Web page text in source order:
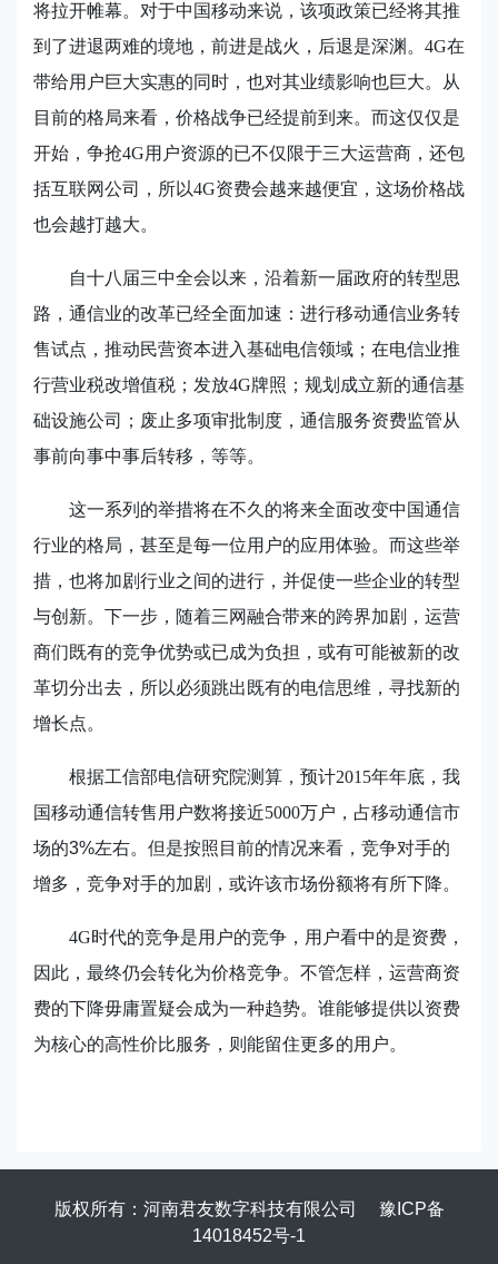
将拉开帷幕。对于中国移动来说，该项政策已经将其推
到了进退两难的境地，前进是战火，后退是深渊。4G在
带给用户巨大实惠的同时，也对其业绩影响也巨大。从
目前的格局来看，价格战争已经提前到来。而这仅仅是
开始，争抢4G用户资源的已不仅限于三大运营商，还包
括互联网公司，所以4G资费会越来越便宜，这场价格战
也会越打越大。
自十八届三中全会以来，沿着新一届政府的转型思
路，通信业的改革已经全面加速：进行移动通信业务转
售试点，推动民营资本进入基础电信领域；在电信业推
行营业税改增值税；发放4G牌照；规划成立新的通信基
础设施公司；废止多项审批制度，通信服务资费监管从
事前向事中事后转移，等等。
这一系列的举措将在不久的将来全面改变中国通信
行业的格局，甚至是每一位用户的应用体验。而这些举
措，也将加剧行业之间的进行，并促使一些企业的转型
与创新。下一步，随着三网融合带来的跨界加剧，运营
商们既有的竞争优势或已成为负担，或有可能被新的改
革切分出去，所以必须跳出既有的电信思维，寻找新的
增长点。
根据工信部电信研究院测算，预计2015年年底，我
国移动通信转售用户数将接近5000万户，占移动通信市
场的3%左右。但是按照目前的情况来看，竞争对手的
增多，竞争对手的加剧，或许该市场份额将有所下降。
4G时代的竞争是用户的竞争，用户看中的是资费，
因此，最终仍会转化为价格竞争。不管怎样，运营商资
费的下降毋庸置疑会成为一种趋势。谁能够提供以资费
为核心的高性价比服务，则能留住更多的用户。
版权所有：河南君友数字科技有限公司 豫ICP备
14018452号-1